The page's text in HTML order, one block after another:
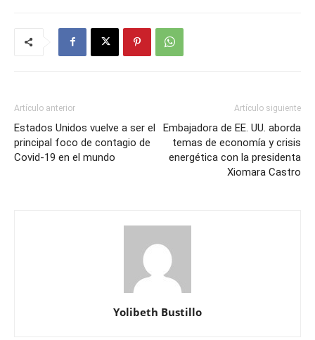
Artículo anterior
Estados Unidos vuelve a ser el
principal foco de contagio de
Covid-19 en el mundo
Artículo siguiente
Embajadora de EE. UU. aborda
temas de economía y crisis
energética con la presidenta
Xiomara Castro
Yolibeth Bustillo